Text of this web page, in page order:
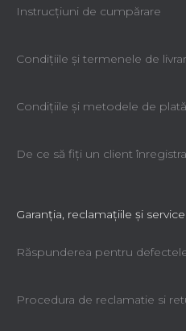
Instrucțiuni de cumpărare
Condiţiile şi termenele de
Condiţiile şi metodele de plată
De ce să fiţi un client
Garanţia, reclamaţiile şi service
Răspunderea pentru
Procedura de reclamatie si